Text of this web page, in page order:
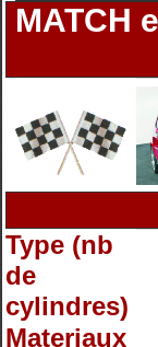
MATCH
Type (nb
de
cylindres)
Materiaux